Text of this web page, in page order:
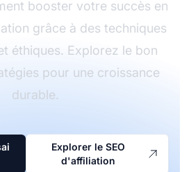
booster votre succès en
grâce à des techniques
éthiques. Explorez le bon
pour une croissance
durable.
Explorer le SEO
d'affiliation